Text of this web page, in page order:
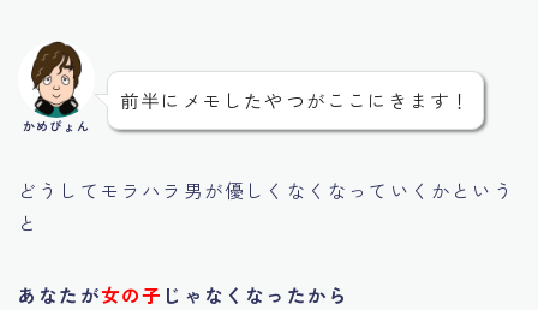
かめぴょん
前半にメモしたやつがここにきます！
どうしてモラハラ男が優しくなくなっていくかという
と
あなたが女の子 じゃなくなったから